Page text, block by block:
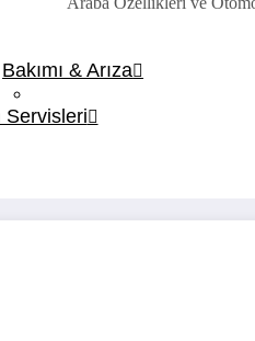
Bakımı & Arıza
Servisleri